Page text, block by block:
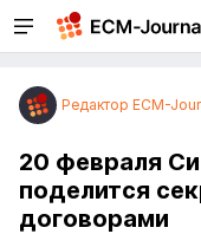
Редактор ECM-
20 февраля
поделится
договорами